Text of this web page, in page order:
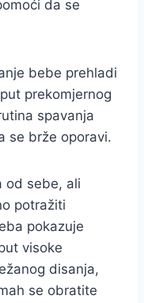
da se
bebe prehladi
prekomjernog
spavanja
se brže oporavi.
od sebe, ali
potražiti
pokazuje
visoke
disanja,
se obratite